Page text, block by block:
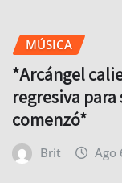
MÚSICA
*Arcángel
regresiva para
comenzó*
Brit Ago